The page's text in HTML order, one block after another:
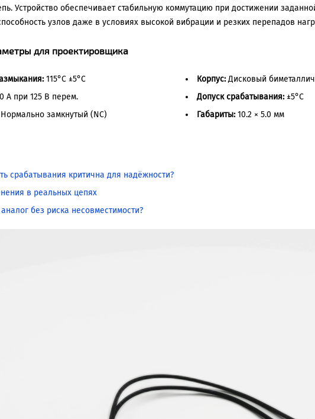
Устройство обеспечивает стабильную коммутацию при достижении
узлов даже в условиях высокой вибрации и резких перепадов
для проектировщика
115°C ±5°C
А при 125 В перем.
замкнутый (NC)
Корпус:Дисковый
Допуск срабатывания:±5°C
Габариты:10.2 × 5.0 мм
срабатывания критична для надёжности?
в реальных цепях
без риска несовместимости?